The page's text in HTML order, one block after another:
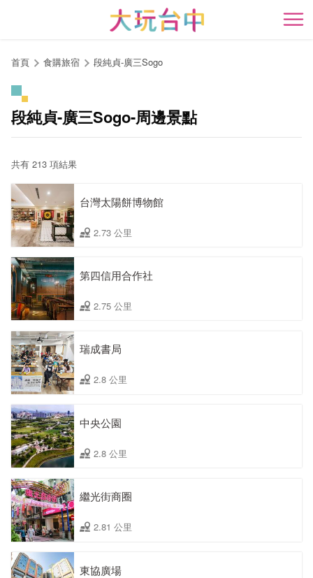
開
首頁 食購旅宿 段純貞-廣三Sogo
段純貞-廣三Sogo-周邊景點
共有 213 項結果
台灣太陽餅博物館
2.73 公里
第四信用合作社
2.75 公里
瑞成書局
2.8 公里
中央公園
2.8 公里
繼光街商圈
2.81 公里
東協廣場